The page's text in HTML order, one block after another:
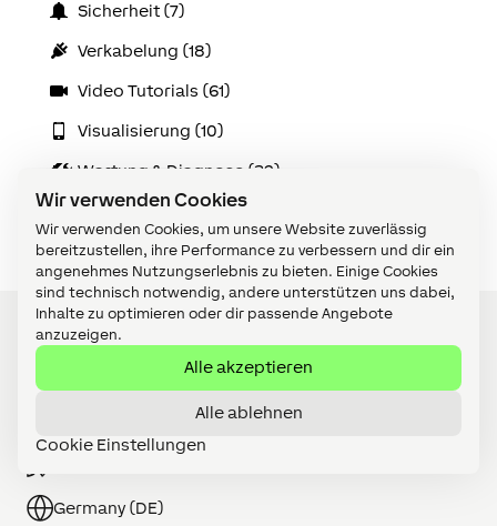
Wir verwenden Cookies
Wir verwenden Cookies, um unsere Website zuverlässig
bereitzustellen, ihre Performance zu verbessern und dir ein
angenehmes Nutzungserlebnis zu bieten. Einige Cookies
sind technisch notwendig, andere unterstützen uns dabei,
Inhalte zu optimieren oder dir passende Angebote
anzuzeigen.
Alle akzeptieren
Alle ablehnen
Cookie Einstellungen
Sicherheit (7)
Verkabelung (18)
Video Tutorials (61)
Visualisierung (10)
Wartung & Diagnose (32)
Zubehör (14)
Germany (DE)